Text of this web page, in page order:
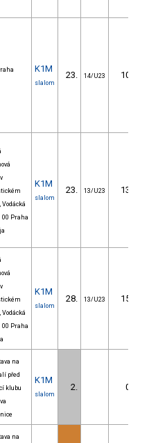
K1M
slalom
23. 14/U23 10.53
Vodácká
00 Praha
K1M
slalom
23. 13/U23 13.68
Vodácká
00 Praha
K1M
slalom
28. 13/U23 15.04
na
před
klubu
K1M
slalom
2. 0.52
na